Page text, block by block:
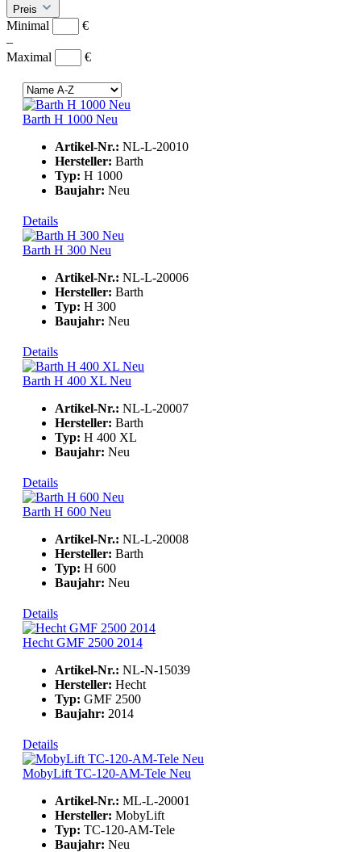
Preis
Minimal
€
–
Maximal
€
Barth H 1000 Neu
Artikel-Nr.: NL-L-20010
Hersteller: Barth
Typ: H 1000
Baujahr: Neu
Details
Barth H 300 Neu
Artikel-Nr.: NL-L-20006
Hersteller: Barth
Typ: H 300
Baujahr: Neu
Details
Barth H 400 XL Neu
Artikel-Nr.: NL-L-20007
Hersteller: Barth
Typ: H 400 XL
Baujahr: Neu
Details
Barth H 600 Neu
Artikel-Nr.: NL-L-20008
Hersteller: Barth
Typ: H 600
Baujahr: Neu
Details
Hecht GMF 2500 2014
Artikel-Nr.: NL-N-15039
Hersteller: Hecht
Typ: GMF 2500
Baujahr: 2014
Details
MobyLift TC-120-AM-Tele Neu
Artikel-Nr.: ML-L-20001
Hersteller: MobyLift
Typ: TC-120-AM-Tele
Baujahr: Neu